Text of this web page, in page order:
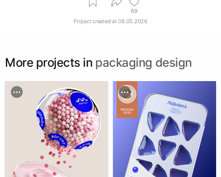
69
Project created at08.05.2026
More projects in packaging design